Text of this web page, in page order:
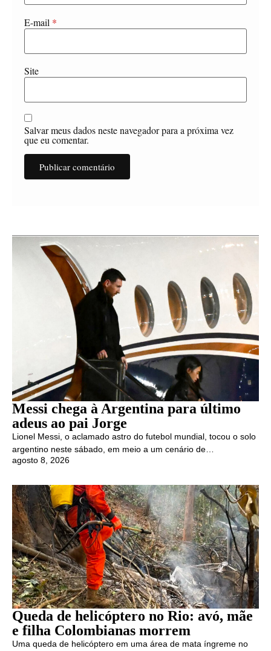
E-mail *
Site
Salvar meus dados neste navegador para a próxima vez
que eu comentar.
Messi chega à Argentina para último
adeus ao pai Jorge
Lionel Messi, o aclamado astro do futebol mundial, tocou o solo
argentino neste sábado, em meio a um cenário de…
agosto 8, 2026
Queda de helicóptero no Rio: avó, mãe
e filha Colombianas morrem
Uma queda de helicóptero em uma área de mata íngreme no